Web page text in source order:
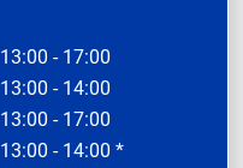
13:00 - 17:00
13:00 - 14:00
13:00 - 17:00
13:00 - 14:00 *